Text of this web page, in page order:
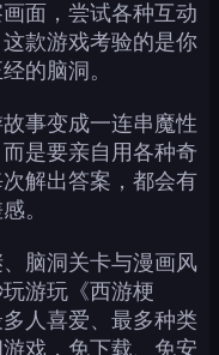
面，尝试各种互动
款游戏考验的是你
的脑洞。
事变成一连串魔性
是要亲自用各种奇
解出答案，都会有
。
脑洞关卡与漫画风
游玩《西游梗
人喜爱、最多种类
戏，免下载、免安